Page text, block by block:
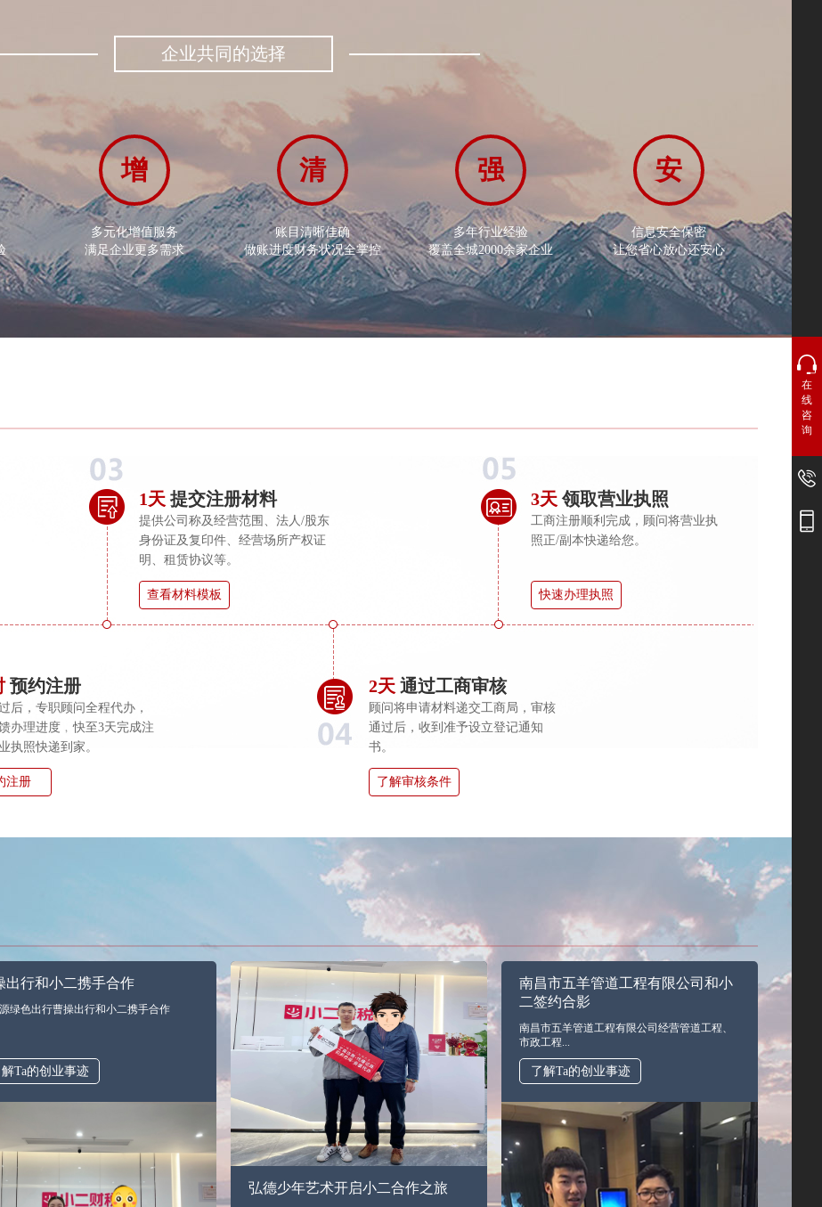
企业共同的选择
增
多元化增值服务
满足企业更多需求
清
账目清晰佳确
做账进度财务状况全掌控
强
多年行业经验
覆盖全城2000余家企业
安
信息安全保密
让您省心放心还安心
预约注册
后，专职顾问全程代办，
办理进度﹐快至3天完成注
执照快递到家。
注册
1天 提交注册材料
提供公司称及经营范围、法人/股东
身份证及复印件、经营场所产权证
明、租赁协议等。
查看材料模板
2天 通过工商审核
顾问将申请材料递交工商局，审核
通过后，收到准予设立登记通知
书。
了解审核条件
3天 领取营业执照
工商注册顺利完成，顾问将营业执
照正/副本快递给您。
快速办理执照
出行和小二携手合作
绿色出行曹操出行和小二携手合作
解Ta的创业事迹
弘德少年艺术开启小二合作之旅
南昌市五羊管道工程有限公司和小
二签约合影
南昌市五羊管道工程有限公司经营管道工程、
市政工程...
了解Ta的创业事迹
在
线
咨
询